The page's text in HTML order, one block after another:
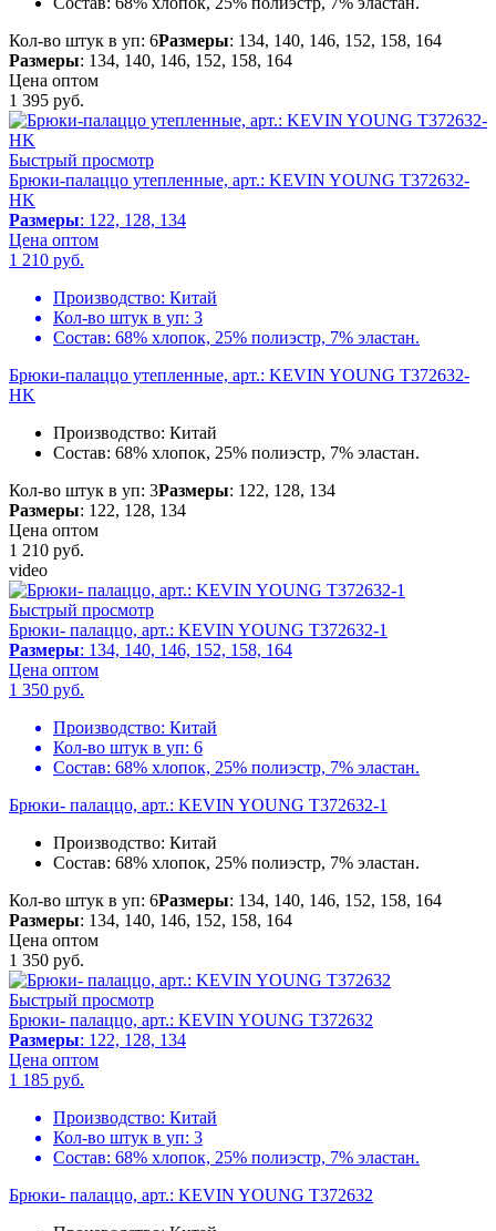
Кол-во штук в уп: 6Размеры: 134, 140, 146, 152, 158, 164
Размеры: 134, 140, 146, 152, 158, 164
Цена оптом
1 395 руб.
Быстрый просмотр
Брюки-палаццо утепленные, арт.: KEVIN YOUNG T372632-
HK
Размеры: 122, 128, 134
Цена оптом
1 210 руб.
Производство: Китай
Кол-во штук в уп: 3
Состав: 68% хлопок, 25% полиэстр, 7% эластан.
Брюки-палаццо утепленные, арт.: KEVIN YOUNG T372632-
HK
Производство: Китай
Состав: 68% хлопок, 25% полиэстр, 7% эластан.
Кол-во штук в уп: 3Размеры: 122, 128, 134
Размеры: 122, 128, 134
Цена оптом
1 210 руб.
video
Быстрый просмотр
Брюки- палаццо, арт.: KEVIN YOUNG T372632-1
Размеры: 134, 140, 146, 152, 158, 164
Цена оптом
1 350 руб.
Производство: Китай
Кол-во штук в уп: 6
Состав: 68% хлопок, 25% полиэстр, 7% эластан.
Брюки- палаццо, арт.: KEVIN YOUNG T372632-1
Производство: Китай
Состав: 68% хлопок, 25% полиэстр, 7% эластан.
Кол-во штук в уп: 6Размеры: 134, 140, 146, 152, 158, 164
Размеры: 134, 140, 146, 152, 158, 164
Цена оптом
1 350 руб.
Быстрый просмотр
Брюки- палаццо, арт.: KEVIN YOUNG T372632
Размеры: 122, 128, 134
Цена оптом
1 185 руб.
Производство: Китай
Кол-во штук в уп: 3
Состав: 68% хлопок, 25% полиэстр, 7% эластан.
Брюки- палаццо, арт.: KEVIN YOUNG T372632